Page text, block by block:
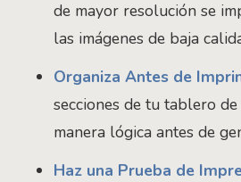
de mayor resolución se
las imágenes de baja
Organiza Antes de
secciones de tu tablero
manera lógica antes de
Haz una Prueba de